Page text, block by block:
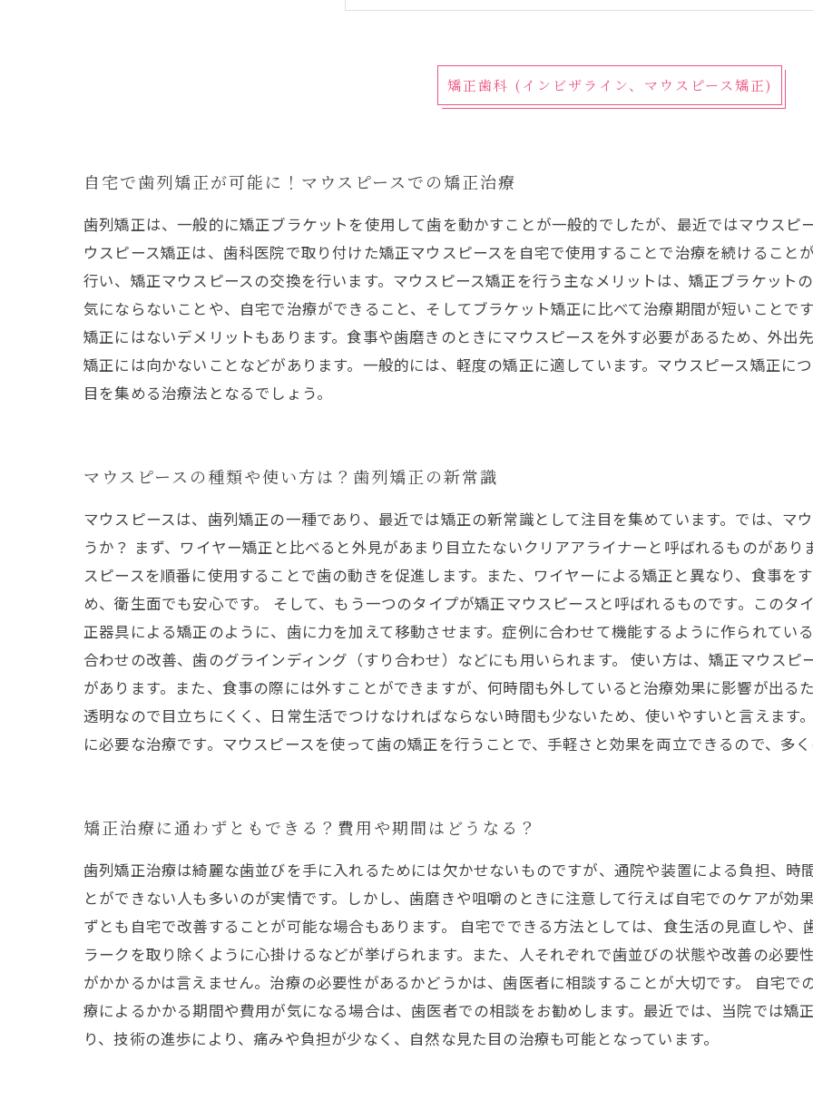
矯正歯科 (インビザライン、マウスピース矯正)
自宅で歯列矯正が可能に！マウスピースでの矯正治療
歯列矯正は、一般的に矯正ブラケットを使用して歯を動かすことが一般的でしたが、最近ではマウスピ
ウスピース矯正は、歯科医院で取り付けた矯正マウスピースを自宅で使用することで治療を続けること
行い、矯正マウスピースの交換を行います。マウスピース矯正を行う主なメリットは、矯正ブラケット
気にならないことや、自宅で治療ができること、そしてブラケット矯正に比べて治療期間が短いことで
矯正にはないデメリットもあります。食事や歯磨きのときにマウスピースを外す必要があるため、外出
矯正には向かないことなどがあります。一般的には、軽度の矯正に適しています。マウスピース矯正に
目を集める治療法となるでしょう。
マウスピースの種類や使い方は？歯列矯正の新常識
マウスピースは、歯列矯正の一種であり、最近では矯正の新常識として注目を集めています。では、マ
うか？ まず、ワイヤー矯正と比べると外見があまり目立たないクリアアライナーと呼ばれるものがあ
スピースを順番に使用することで歯の動きを促進します。また、ワイヤーによる矯正と異なり、食事を
め、衛生面でも安心です。 そして、もう一つのタイプが矯正マウスピースと呼ばれるものです。このタ
正器具による矯正のように、歯に力を加えて移動させます。症例に合わせて機能するように作られてい
合わせの改善、歯のグラインディング（すり合わせ）などにも用いられます。 使い方は、矯正マウス
があります。また、食事の際には外すことができますが、何時間も外していると治療効果に影響が出る
透明なので目立ちにくく、日常生活でつけなければならない時間も少ないため、使いやすいと言えます
に必要な治療です。マウスピースを使って歯の矯正を行うことで、手軽さと効果を両立できるので、多く
矯正治療に通わずともできる？費用や期間はどうなる？
歯列矯正治療は綺麗な歯並びを手に入れるためには欠かせないものですが、通院や装置による負担、時
とができない人も多いのが実情です。しかし、歯磨きや咀嚼のときに注意して行えば自宅でのケアが効
ずとも自宅で改善することが可能な場合もあります。 自宅でできる方法としては、食生活の見直しや
ラークを取り除くように心掛けるなどが挙げられます。また、人それぞれで歯並びの状態や改善の必要
がかかるかは言えません。治療の必要性があるかどうかは、歯医者に相談することが大切です。 自宅
療によるかかる期間や費用が気になる場合は、歯医者での相談をお勧めします。最近では、当院では矯
り、技術の進歩により、痛みや負担が少なく、自然な見た目の治療も可能となっています。